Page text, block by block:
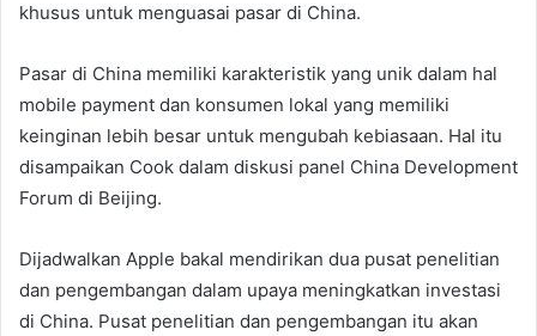
khusus untuk menguasai pasar di China.
Pasar di China memiliki karakteristik yang unik dalam hal
mobile payment dan konsumen lokal yang memiliki
keinginan lebih besar untuk mengubah kebiasaan. Hal itu
disampaikan Cook dalam diskusi panel China Development
Forum di Beijing.
Dijadwalkan Apple bakal mendirikan dua pusat penelitian
dan pengembangan dalam upaya meningkatkan investasi
di China. Pusat penelitian dan pengembangan itu akan